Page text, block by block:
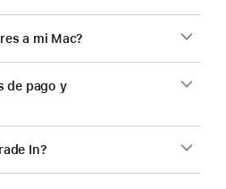
a mi Mac?
de pago y
In?